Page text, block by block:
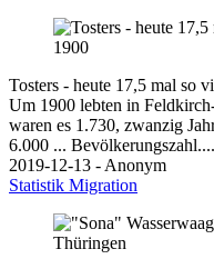
Tosters - heute 17,5 mal so
Um 1900 lebten in
waren es 1.730, zwanzig
6.000 ...
2019-12-13 - Anonym
Statistik Migration